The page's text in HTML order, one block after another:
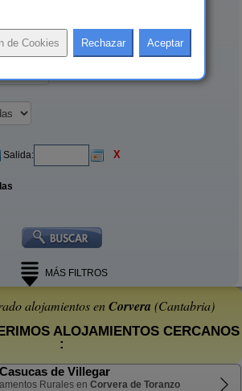
Salida: X
MÁS FILTROS
alojamientos enCorvera (Cantabria)
ALOJAMIENTOS CERCANOS
:
de Villegar
Rurales en Corvera de Toranzo